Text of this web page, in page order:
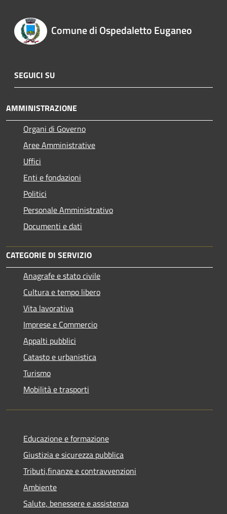
Comune di Ospedaletto Euganeo
SEGUICI SU
AMMINISTRAZIONE
Organi di Governo
Aree Amministrative
Uffici
Enti e fondazioni
Politici
Personale Amministrativo
Documenti e dati
CATEGORIE DI SERVIZIO
Anagrafe e stato civile
Cultura e tempo libero
Vita lavorativa
Imprese e Commercio
Appalti pubblici
Catasto e urbanistica
Turismo
Mobilità e trasporti
Educazione e formazione
Giustizia e sicurezza pubblica
Tributi,finanze e contravvenzioni
Ambiente
Salute, benessere e assistenza